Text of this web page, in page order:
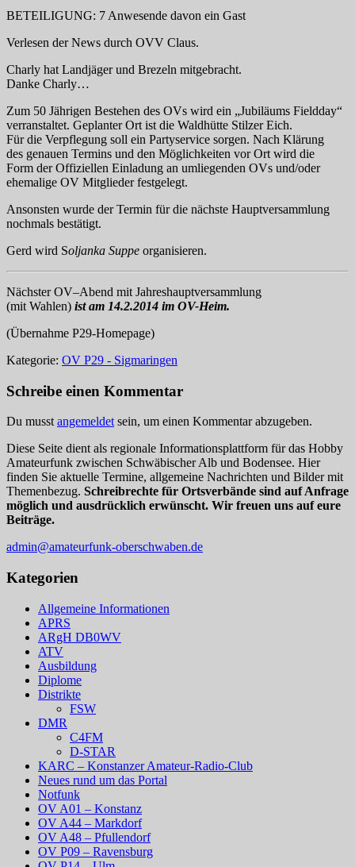
BETEILIGUNG: 7 Anwesende davon ein Gast
Verlesen der News durch OVV Claus.
Charly hat Landjäger und Brezeln mitgebracht.
Danke Charly…
Zum 50 Jährigen Bestehen des OVs wird ein „Jubiläums Fieldday“
verranstaltet. Geplanter Ort ist die Waldhütte Stilzer Eich.
Für die Verpflegung soll ein Partyservice sorgen. Nach Klärung
des genauen Termins und den Möglichkeiten vor Ort wird die
Form der Offiziellen Einladung an umliegenden OVs und/oder
ehemalige OV Mitglieder festgelegt.
Ansonsten wurde der Termin für die nächste Hauptversammlung
nochmals bestätigt.
Gerd wird Soljanka Suppe organisieren.
Nächster OV–Abend mit Jahreshauptversammlung
(mit Wahlen) ist am 14.2.2014 im OV-Heim.
(Übernahme P29-Homepage)
Kategorie: OV P29 - Sigmaringen
Schreibe einen Kommentar
Du musst angemeldet sein, um einen Kommentar abzugeben.
Diese Seite dient als regionale Informationsplattform für das Hobby
Amateurfunk zwischen Schwäbischer Alb und Bodensee. Hier
finden Sie aktuelle Termine, allgemeine Nachrichten und Bilder mit
Themenbezug. Schreibrechte für Ortsverbände sind auf Anfrage
möglich und ausdrücklich erwünscht. Wir freuen uns auf eure
Beiträge.
admin@amateurfunk-oberschwaben.de
Kategorien
Allgemeine Informationen
APRS
ARgH DB0WV
ATV
Ausbildung
Diplome
Distrikte
FSW
DMR
C4FM
D-STAR
KARC – Konstanzer Amateur-Radio-Club
Neues rund um das Portal
Notfunk
OV A01 – Konstanz
OV A44 – Markdorf
OV A48 – Pfullendorf
OV P09 – Ravensburg